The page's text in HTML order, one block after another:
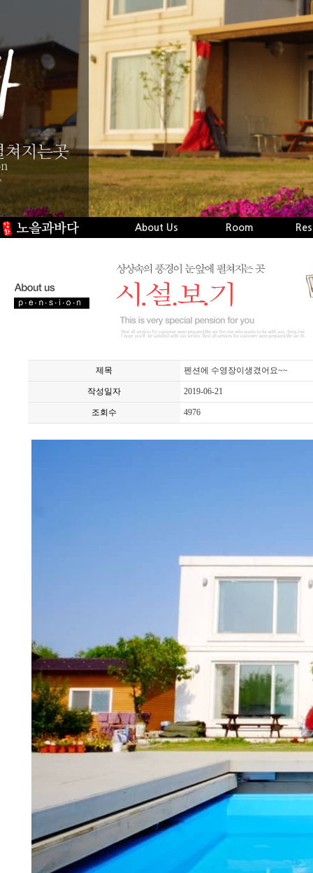
About Us
Naverblog
Facebook
Room
객실보기
제목 펜션에 수영장이생겼어요~~
작성일자 2019-06-21
조회수 4976